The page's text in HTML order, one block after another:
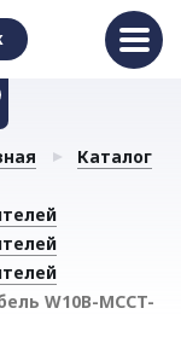
Каталог
W10B-MCCT-